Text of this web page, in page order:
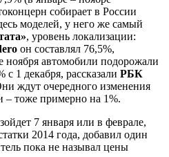
собирает в России
моделей, у него же самый
, уровень локализации:
он составлял 76,5%,
ноября автомобили подорожали
1 декабря, рассказали РБК
ждут очередного изменения
– тоже примерно на 1%.
7 января или в феврале,
2014 года, добавил один
пока не называл цены